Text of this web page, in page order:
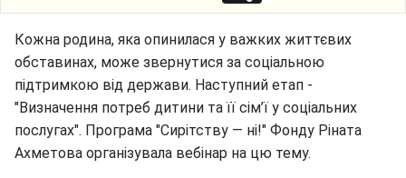
Кожна родина, яка опинилася у важких життєвих
обставинах, може звернутися за соціальною
підтримкою від держави. Наступний етап -
"Визначення потреб дитини та її сім’ї у соціальних
послугах". Програма "Сирітству — ні!" Фонду Ріната
Ахметова організувала вебінар на цю тему.